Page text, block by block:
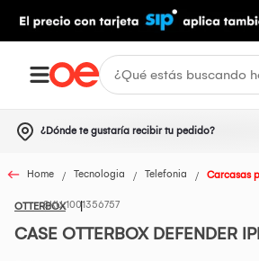
¿Dónde te gustaría recibir tu pedido?
Home Tecnologia Telefonia Carcasas
OTTERBOX1001356757
CASE OTTERBOX DEFENDER